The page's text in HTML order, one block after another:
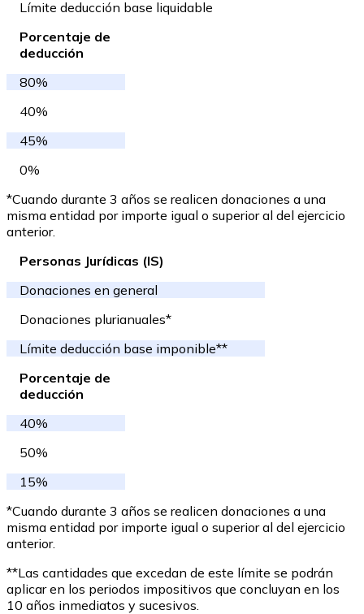
Límite deducción base liquidable
Porcentaje de
deducción
80%
40%
45%
0%
*Cuando durante 3 años se realicen donaciones a una
misma entidad por importe igual o superior al del ejercicio
anterior.
Personas Jurídicas (IS)
Donaciones en general
Donaciones plurianuales*
Límite deducción base imponible**
Porcentaje de
deducción
40%
50%
15%
*Cuando durante 3 años se realicen donaciones a una
misma entidad por importe igual o superior al del ejercicio
anterior.
**Las cantidades que excedan de este límite se podrán
aplicar en los periodos impositivos que concluyan en los
10 años inmediatos y sucesivos.